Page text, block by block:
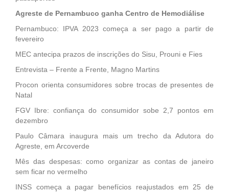
Agreste de Pernambuco ganha Centro de Hemodiálise
Pernambuco: IPVA 2023 começa a ser pago a partir de
fevereiro
MEC antecipa prazos de inscrições do Sisu, Prouni e Fies
Entrevista – Frente a Frente, Magno Martins
Procon orienta consumidores sobre trocas de presentes de
Natal
FGV Ibre: confiança do consumidor sobe 2,7 pontos em
dezembro
Paulo Câmara inaugura mais um trecho da Adutora do
Agreste, em Arcoverde
Mês das despesas: como organizar as contas de janeiro
sem ficar no vermelho
INSS começa a pagar benefícios reajustados em 25 de